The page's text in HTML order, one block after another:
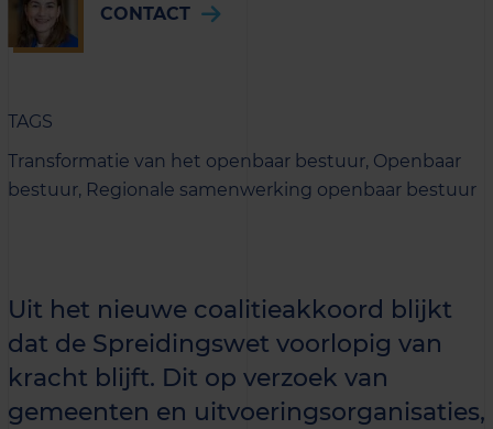
CONTACT
TAGS
Transformatie van het openbaar bestuur, Openbaar
bestuur, Regionale samenwerking openbaar bestuur
Uit het nieuwe coalitieakkoord blijkt
dat de Spreidingswet voorlopig van
kracht blijft. Dit op verzoek van
gemeenten en uitvoeringsorganisaties,